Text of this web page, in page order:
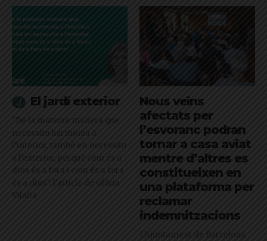
El jardí exterior
"De la mateixa manera que
necessito harmonia a
l’interior, també en necessito
a l’exterior, perquè com és a
dins és a fora i com és a fora
és a dins": l'article de Glòria
Vilalta
Nous veïns
afectats per
l’esvoranc podran
tornar a casa aviat
mentre d’altres es
constitueixen en
una plataforma per
reclamar
indemnitzacions
L’Ajuntament de Barcelona